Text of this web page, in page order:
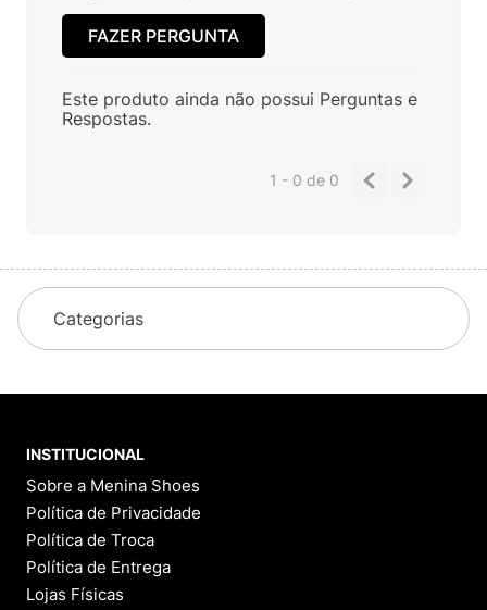
FAZER PERGUNTA
Este produto ainda não possui Perguntas e
Respostas.
1 - 0de 0
Categorias
INSTITUCIONAL
Sobre a Menina Shoes
Política de Privacidade
Política de Troca
Política de Entrega
Lojas Físicas